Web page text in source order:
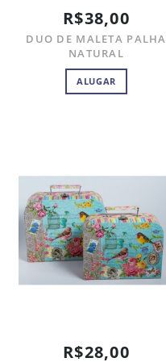
R$38,00
DUO DE MALETA PALHA
NATURAL
ALUGAR
R$28,00